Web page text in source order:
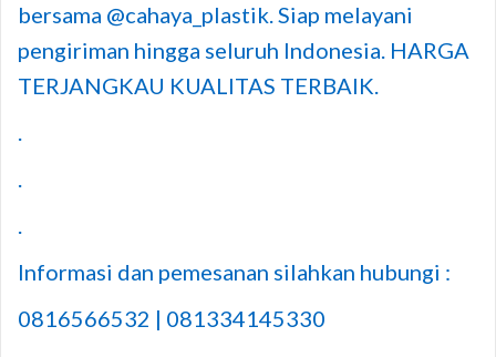
bersama @cahaya_plastik. Siap melayani
pengiriman hingga seluruh Indonesia. HARGA
TERJANGKAU KUALITAS TERBAIK.
.
.
.
Informasi dan pemesanan silahkan hubungi :
0816566532 | 081334145330